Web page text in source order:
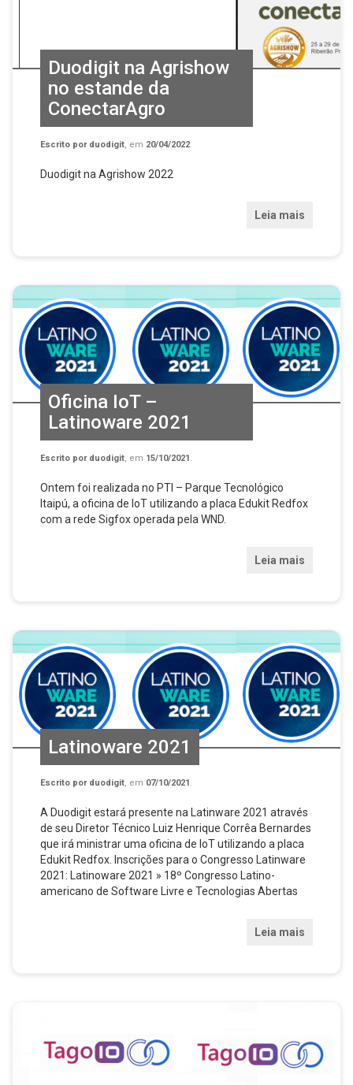
Duodigit na Agrishow
no estande da
ConectarAgro
Escrito por duodigit, em 20/04/2022.
Duodigit na Agrishow 2022
Leia mais
Oficina IoT –
Latinoware 2021
Escrito por duodigit, em 15/10/2021 .
Ontem foi realizada no PTI – Parque Tecnológico
Itaipú, a oficina de IoT utilizando a placa Edukit Redfox
com a rede Sigfox operada pela WND.
Leia mais
Latinoware 2021
Escrito por duodigit, em 07/10/2021 .
A Duodigit estará presente na Latinware 2021 através
de seu Diretor Técnico Luiz Henrique Corrêa Bernardes
que irá ministrar uma oficina de IoT utilizando a placa
Edukit Redfox. Inscrições para o Congresso Latinware
2021: Latinoware 2021 » 18º Congresso Latino-
americano de Software Livre e Tecnologias Abertas
Leia mais